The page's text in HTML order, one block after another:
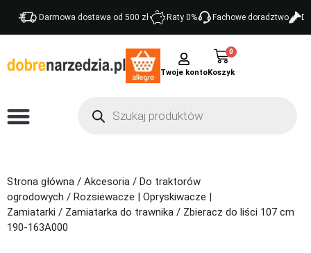
Darmowa dostawa od 500 zł Raty 0% Fachowe doradztwo
Twoje konto
0
Strona główna / Akcesoria / Do traktorów
ogrodowych / Rozsiewacze | Opryskiwacze |
Zamiatarki / Zamiatarka do trawnika / Zbieracz do liści 107 cm
190-163A000